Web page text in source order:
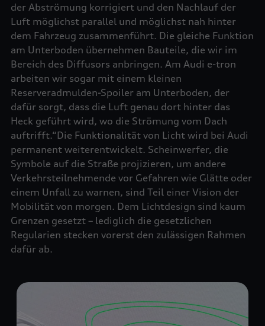
der Abströmung korrigiert und den Nachlauf der
Luft möglichst parallel und möglichst nah hinter
dem Fahrzeug zusammenführt. Die gleiche Funktion
am Unterboden übernehmen Bauteile, die wir im
Bereich des Diffusors anbringen. Am Audi e-tron
arbeiten wir sogar mit einem kleinen
Reserveradmulden-Spoiler am Unterboden, der
dafür sorgt, dass die Luft genau dort hinter das
Heck geführt wird, wo die Strömung vom Dach
auftrifft.“Die Funktionalität von Licht wird bei Audi
permanent weiterentwickelt. Scheinwerfer, die
Symbole auf die Straße projizieren, um andere
Verkehrsteilnehmende vor Gefahren wie Glätte oder
einem Unfall zu warnen, sind Teil einer Vision der
Mobilität von morgen. Dem Lichtdesign sind kaum
Grenzen gesetzt – lediglich die gesetzlichen
Regularien stecken vorerst den zulässigen Rahmen
dafür ab.